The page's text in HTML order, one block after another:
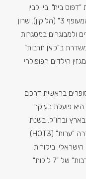
בהוצאת "דפוס בית". בין לבין
פרסמה שירים לילדים באנתולוגיה "הסוס המעופף 3" (הליקון). שרון
במסגרות
ב"כאן תרבות"
הפופולרי
בראשית דרכם
בעיקר
בשנת
2020 הלחינה את המוסיקה המקורית לסדרה "ערות" (HOT3)
ביקורות
וטורים שלה מתפרסמים במוסף "ספרות ותרבות" של "7 לילות"